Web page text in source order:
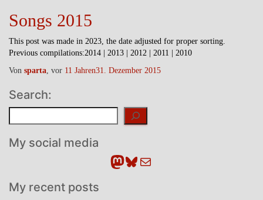
Songs 2015
This post was made in 2023, the date adjusted for proper sorting.
Previous compilations:2014 | 2013 | 2012 | 2011 | 2010
Von sparta, vor 11 Jahren31. Dezember 2015
Search:
My social media
Mastodon
Bluesky
E-Mail
My recent posts